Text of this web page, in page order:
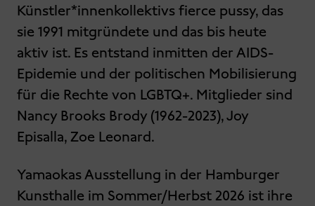
Künstler*innenkollektivs fierce pussy, das
sie 1991 mitgründete und das bis heute
aktiv ist. Es entstand inmitten der AIDS-
Epidemie und der politischen Mobilisierung
für die Rechte von LGBTQ+. Mitglieder sind
Nancy Brooks Brody (1962-2023), Joy
Episalla, Zoe Leonard.
Yamaokas Ausstellung in der Hamburger
Kunsthalle im Sommer/Herbst 2026 ist ihre